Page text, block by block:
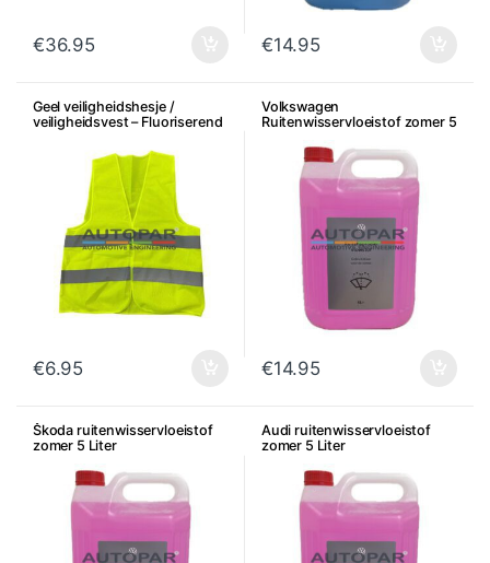
€36.95 €14.95
Geel veiligheidshesje /
veiligheidsvest – Fluoriserend
€6.95
Volkswagen
Ruitenwisservloeistof zomer 5
€14.95
Škoda ruitenwisservloeistof
zomer 5 Liter
Audi ruitenwisservloeistof
zomer 5 Liter